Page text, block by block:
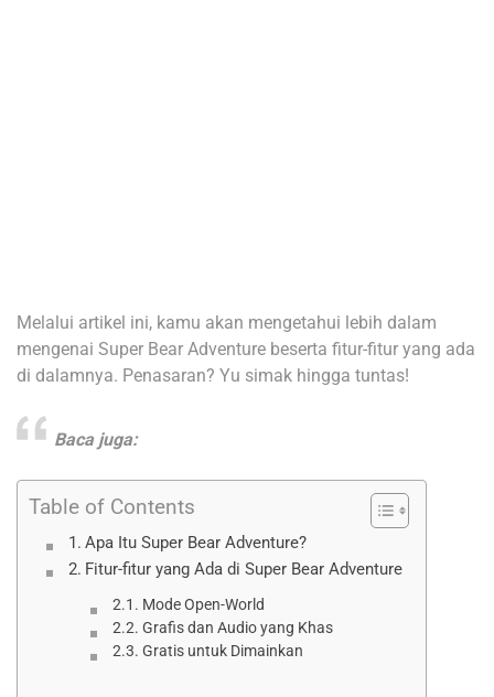
Melalui artikel ini, kamu akan mengetahui lebih dalam
mengenai Super Bear Adventure beserta fitur-fitur yang ada
di dalamnya. Penasaran? Yu simak hingga tuntas!
Baca juga:
Table of Contents
Apa Itu Super Bear Adventure?
Fitur-fitur yang Ada di Super Bear Adventure
Mode Open-World
Grafis dan Audio yang Khas
Gratis untuk Dimainkan